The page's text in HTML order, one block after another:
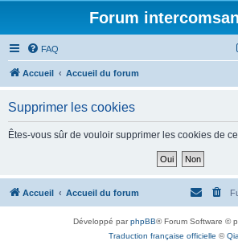
Forum
FAQ
Accueil Accueil du forum
Supprimer les cookies
Êtes-vous sûr de vouloir supprimer les cookies de
Accueil Accueil du forum
Développé parphpBB® Forum Software ©
Traduction française officielle ©